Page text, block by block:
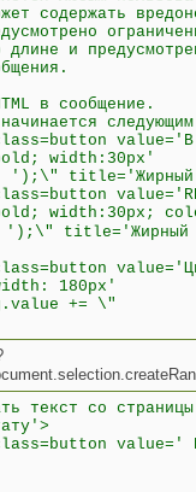
содержать
длине и
в сообщение.
width:30px'
');\" title='Жирный
width:30px;
');\" title='Жирный
180px'
+= \"
текст со страницы
value='